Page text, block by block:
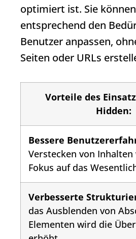
optimiert ist. Sie
entsprechend den
Benutzer anpassen,
Seiten oder URLs
Vorteile des
Hidden:
Bessere
Verstecken von
Fokus auf das
Verbesserte
das Ausblenden von
Elementen wird die